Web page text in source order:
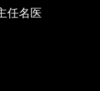
任名医